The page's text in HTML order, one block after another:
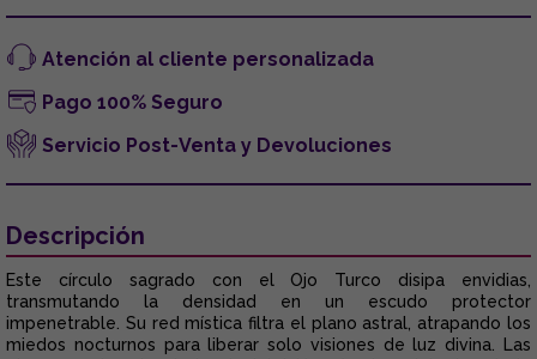
Atención al cliente personalizada
Pago 100% Seguro
Servicio Post-Venta y Devoluciones
Descripción
Este círculo sagrado con el Ojo Turco disipa envidias,
transmutando la densidad en un escudo protector
impenetrable. Su red mística filtra el plano astral, atrapando los
miedos nocturnos para liberar solo visiones de luz divina. Las